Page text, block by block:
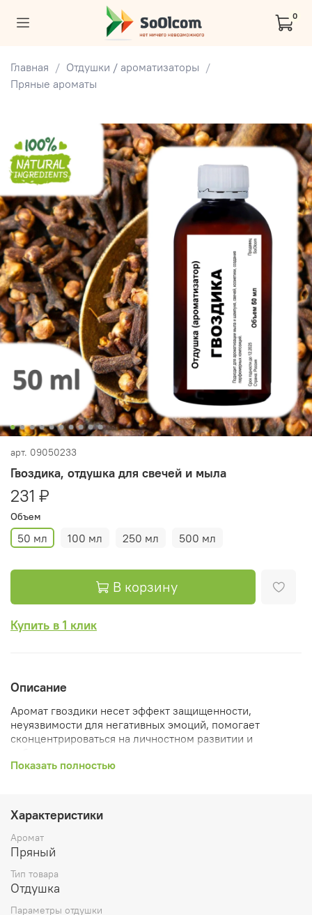
0
Главная
Отдушки / ароматизаторы
Пряные ароматы
арт. 09050233
Гвоздика, отдушка для свечей и мыла
231 ₽
Объем
50 мл 100 мл 250 мл 500 мл
В корзину
Купить в 1 клик
Описание
Аромат гвоздики несет эффект защищенности,
неуязвимости для негативных эмоций, помогает
сконцентрироваться на личностном развитии и
Ароматичекие саше и благовония до 50%
Лосьоны и парфюмерия до 5%
Показать полностью
Характеристики
Аромат
Пряный
Тип товара
Отдушка
Параметры отдушки